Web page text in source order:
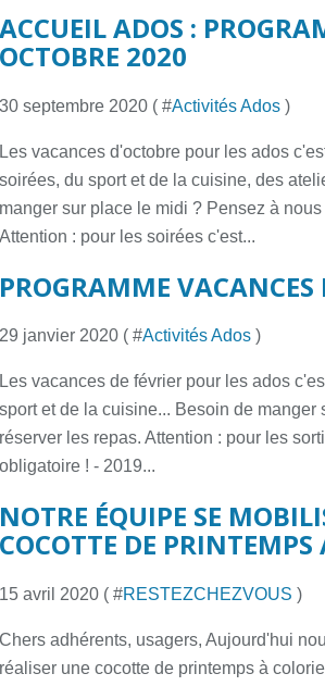
ACCUEIL ADOS :
OCTOBRE 2020
30 septembre 2020 ( #Activités Ados )
Les vacances d'octobre pour les ados
soirées, du sport et de la cuisine, des
manger sur place le midi ? Pensez à
Attention : pour les soirées c'est...
PROGRAMME VACANCES
29 janvier 2020 ( #Activités Ados )
Les vacances de février pour les ados
sport et de la cuisine... Besoin de
réserver les repas. Attention : pour les
obligatoire ! - 2019...
NOTRE ÉQUIPE SE
COCOTTE DE PRINTEMPS
15 avril 2020 ( #RESTEZCHEZVOUS )
Chers adhérents, usagers, Aujourd'hui
réaliser une cocotte de printemps à